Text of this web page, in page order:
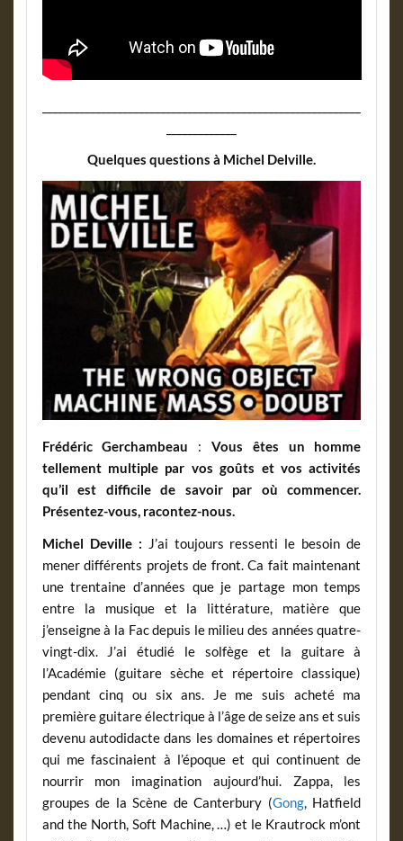
Quelques questions à Michel Delville.
Frédéric Gerchambeau : Vous êtes un homme
tellement multiple par vos goûts et vos activités
qu’il est difficile de savoir par où commencer.
Présentez-vous, racontez-nous.
Michel Deville : J’ai toujours ressenti le besoin de
mener différents projets de front. Ca fait maintenant
une trentaine d’années que je partage mon temps
entre la musique et la littérature, matière que
j’enseigne à la Fac depuis le milieu des années quatre-
vingt-dix. J’ai étudié le solfège et la guitare à
l’Académie (guitare sèche et répertoire classique)
pendant cinq ou six ans. Je me suis acheté ma
première guitare électrique à l’âge de seize ans et suis
devenu autodidacte dans les domaines et répertoires
qui me fascinaient à l’époque et qui continuent de
nourrir mon imagination aujourd’hui. Zappa, les
groupes de la Scène de Canterbury (Gong, Hatfield
and the North, Soft Machine, …) et le Krautrock m’ont